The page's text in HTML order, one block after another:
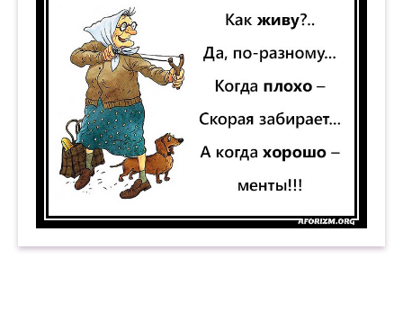
Как живу? Да, по-разному… Когда плохо —